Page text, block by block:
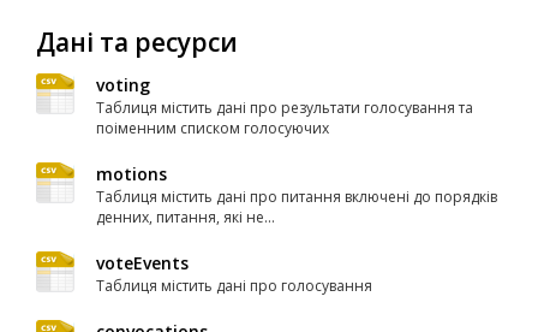
Дані та ресурси
voting
Таблиця містить дані про результати голосування та
поіменним списком голосуючих
motions
Таблиця містить дані про питання включені до порядків
денних, питання, які не...
voteEvents
Таблиця містить дані про голосування